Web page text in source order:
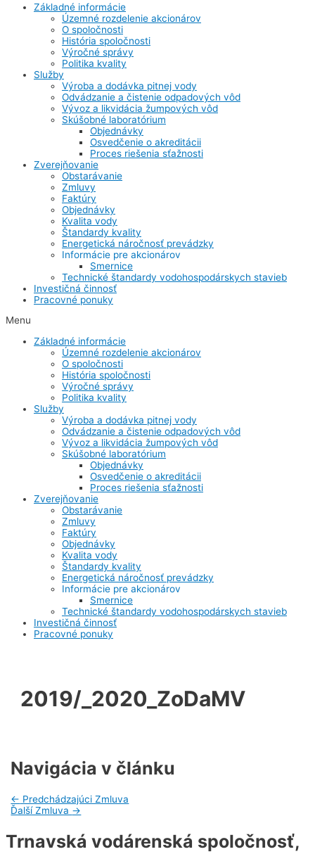
Základné informácie
Územné rozdelenie akcionárov
O spoločnosti
História spoločnosti
Výročné správy
Politika kvality
Služby
Výroba a dodávka pitnej vody
Odvádzanie a čistenie odpadových vôd
Vývoz a likvidácia žumpových vôd
Skúšobné laboratórium
Objednávky
Osvedčenie o akreditácii
Proces riešenia sťažnosti
Zverejňovanie
Obstarávanie
Zmluvy
Faktúry
Objednávky
Kvalita vody
Štandardy kvality
Energetická náročnosť prevádzky
Informácie pre akcionárov
Smernice
Technické štandardy vodohospodárskych stavieb
Investičná činnosť
Pracovné ponuky
Menu
Základné informácie
Územné rozdelenie akcionárov
O spoločnosti
História spoločnosti
Výročné správy
Politika kvality
Služby
Výroba a dodávka pitnej vody
Odvádzanie a čistenie odpadových vôd
Vývoz a likvidácia žumpových vôd
Skúšobné laboratórium
Objednávky
Osvedčenie o akreditácii
Proces riešenia sťažnosti
Zverejňovanie
Obstarávanie
Zmluvy
Faktúry
Objednávky
Kvalita vody
Štandardy kvality
Energetická náročnosť prevádzky
Informácie pre akcionárov
Smernice
Technické štandardy vodohospodárskych stavieb
Investičná činnosť
Pracovné ponuky
2019/_2020_ZoDaMV
Navigácia v článku
← Predchádzajúci Zmluva
Ďalší Zmluva →
Trnavská vodárenská spoločnosť,